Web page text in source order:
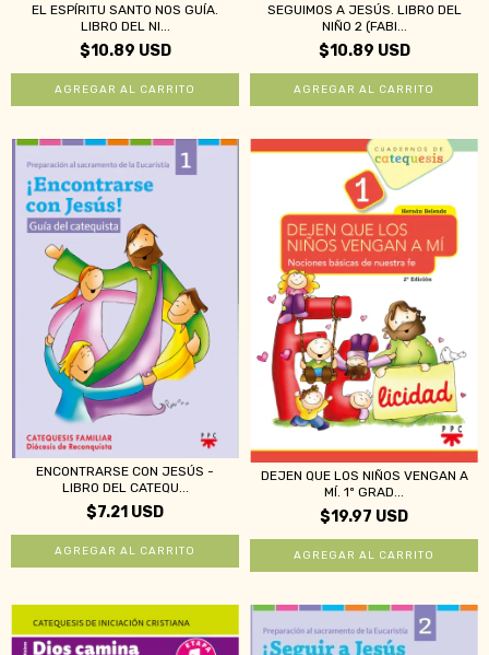
EL ESPÍRITU SANTO NOS GUÍA.
LIBRO DEL NI...
$10.89 USD
SEGUIMOS A JESÚS. LIBRO DEL
NIÑO 2 (FABI...
$10.89 USD
ENCONTRARSE CON JESÚS -
LIBRO DEL CATEQU...
$7.21 USD
DEJEN QUE LOS NIÑOS VENGAN A
MÍ. 1º GRAD...
$19.97 USD